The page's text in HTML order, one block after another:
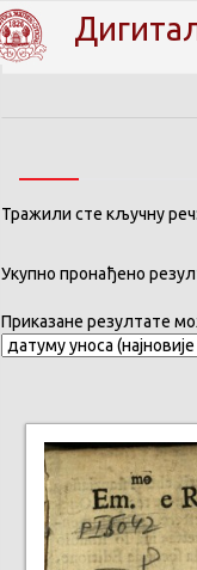
Тражили сте кључну реч:
Укупно пронађено
Приказане резултате